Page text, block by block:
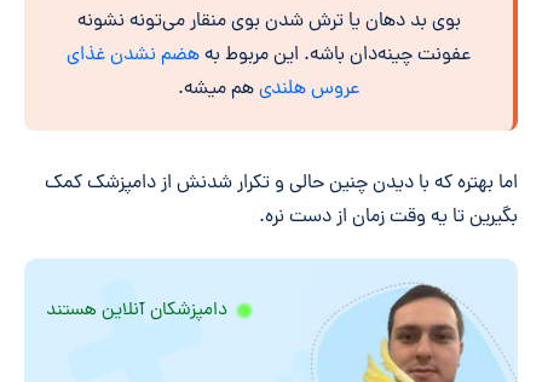
بوی بد دهان یا ترش شدن بوی منقار می‌تونه نشونه
عفونت چینه‌دان باشه. این مربوط بههضم نشدن غذای
عروس هلندیهم میشه.
اما بهتره که با دیدن چنین حالی و تکرار شدنش از دامپزشک کمک
بگیرین تا یه وقت زمان از دست نره.
دامپزشکان آنلاین هستند